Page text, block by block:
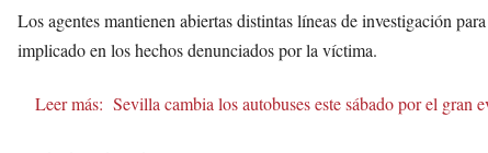
Los agentes mantienen abiertas distintas líneas de investigación
implicado en los hechos denunciados por la víctima.
Leer más: Sevilla cambia los autobuses este sábado por el gran